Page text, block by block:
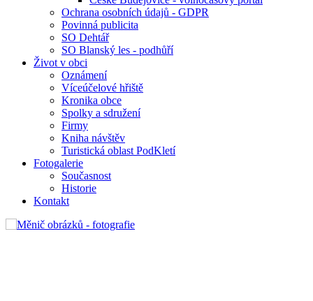
Ochrana osobních údajů - GDPR
Povinná publicita
SO Dehtář
SO Blanský les - podhůří
Život v obci
Oznámení
Víceúčelové hřiště
Kronika obce
Spolky a sdružení
Firmy
Kniha návštěv
Turistická oblast PodKletí
Fotogalerie
Současnost
Historie
Kontakt